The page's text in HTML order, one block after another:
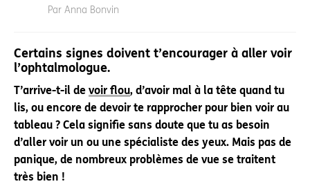
Par Anna Bonvin
Certains signes doivent t’encourager à aller voir
l’ophtalmologue.
T’arrive-t-il de voir flou, d’avoir mal à la tête quand tu
lis, ou encore de devoir te rapprocher pour bien voir au
tableau ? Cela signifie sans doute que tu as besoin
d’aller voir un ou une spécialiste des yeux. Mais pas de
panique, de nombreux problèmes de vue se traitent
très bien !